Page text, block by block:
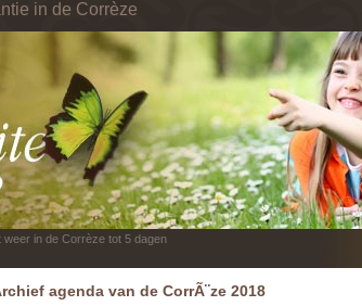
in de Corrèze
weer in de Corrèze tot 5 dagen
agenda van de CorrÃ¨ze 2018